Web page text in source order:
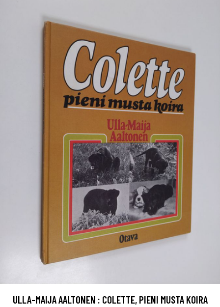
ULLA-MAIJA AALTONEN : COLETTE, PIENI MUSTA KOIRA